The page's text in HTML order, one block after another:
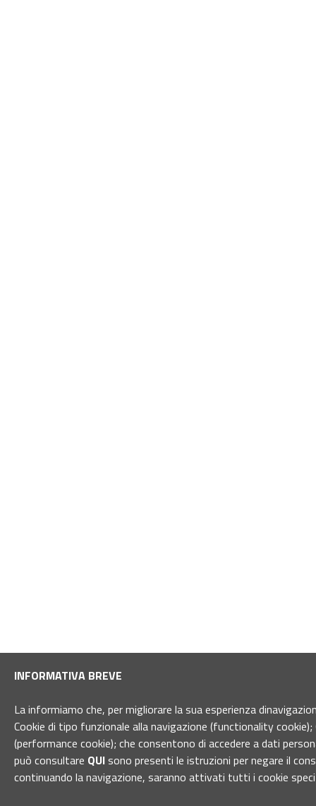
INFORMATIVA BREVE
La informiamo che, per migliorare la sua esperienza
Cookie di tipo funzionale alla navigazione (functionality
(performance cookie); che consentono di accedere a dati
può consultare QUIsono presenti le istruzioni per negare il
continuando la navigazione, saranno attivati tutti i cookie